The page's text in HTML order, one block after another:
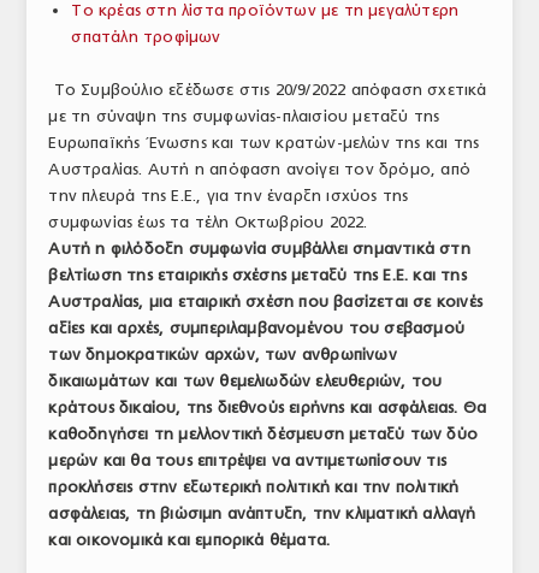
ΠΡΩΤΕΣ ΥΛΕΣ
ΥΠΗΡΕΣΙΕΣ
ΕΜΠΟΡΙΚΟΙ ΑΝΤΙΠΡΟΣΩΠΟΙ
ΝΟΜΟΘΕΣΙΑ
ΕΛΛΗΝΙΚΗ ΝΟΜΟΘΕΣΙΑ
ΕΥΡΩΠΑΪΚΗ ΝΟΜΟΘΕΣΙΑ
ΤΟ ΠΕΡΙΟΔΙΚΟ
Profile
ΑΡΧΕΙΟ ΤΕΥΧΩΝ
ΣΥΝΕΔΡΙΟ ΚΡΕΑΤΟΣ
Το κρέας στη λίστα προϊόντων με τη μεγαλύτερη
σπατάλη τροφίμων
Το Συμβούλιο εξέδωσε στις 20/9/2022 απόφαση σχετικά
με τη σύναψη της συμφωνίας-πλαισίου μεταξύ της
Ευρωπαϊκής Ένωσης και των κρατών-μελών της και της
Αυστραλίας. Αυτή η απόφαση ανοίγει τον δρόμο, από
την πλευρά της Ε.Ε., για την έναρξη ισχύος της
συμφωνίας έως τα τέλη Οκτωβρίου 2022.
Αυτή η φιλόδοξη συμφωνία συμβάλλει σημαντικά στη
βελτίωση της εταιρικής σχέσης μεταξύ της Ε.Ε. και της
Αυστραλίας, μια εταιρική σχέση που βασίζεται σε κοινές
αξίες και αρχές, συμπεριλαμβανομένου του σεβασμού
των δημοκρατικών αρχών, των ανθρωπίνων
δικαιωμάτων και των θεμελιωδών ελευθεριών, του
κράτους δικαίου, της διεθνούς ειρήνης και ασφάλειας. Θα
καθοδηγήσει τη μελλοντική δέσμευση μεταξύ των δύο
μερών και θα τους επιτρέψει να αντιμετωπίσουν τις
προκλήσεις στην εξωτερική πολιτική και την πολιτική
ασφάλειας, τη βιώσιμη ανάπτυξη, την κλιματική αλλαγή
και οικονομικά και εμπορικά θέματα.